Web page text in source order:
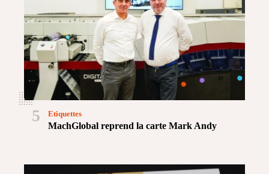
5
MachGlobal reprend la carte Mark Andy
Etiquettes